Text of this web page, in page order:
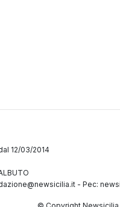
12/03/2014
- Pec: